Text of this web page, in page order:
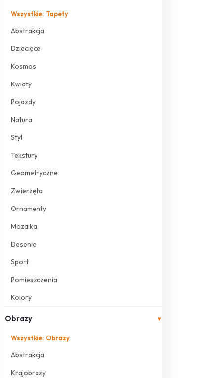
Wszystkie: Tapety
Abstrakcja
Dziecięce
Kosmos
Kwiaty
Pojazdy
Natura
Styl
Tekstury
Geometryczne
Zwierzęta
Ornamenty
Mozaika
Desenie
Sport
Pomieszczenia
Kolory
Obrazy ▾
Wszystkie: Obrazy
Abstrakcja
Krajobrazy